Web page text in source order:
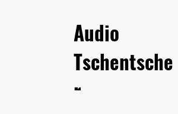
Audio
Tschentsche
r